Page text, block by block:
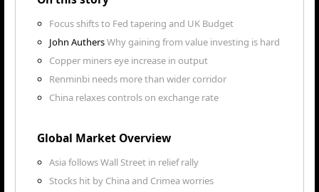
Focus shifts to Fed tapering and UK Budget
John AuthersWhy gaining from value investing is hard
Copper miners eye increase in output
Renminbi needs more than wider corridor
China relaxes controls on exchange rate
Global Market Overview
Asia follows Wall Street in relief rally
Stocks hit by China and Crimea worries